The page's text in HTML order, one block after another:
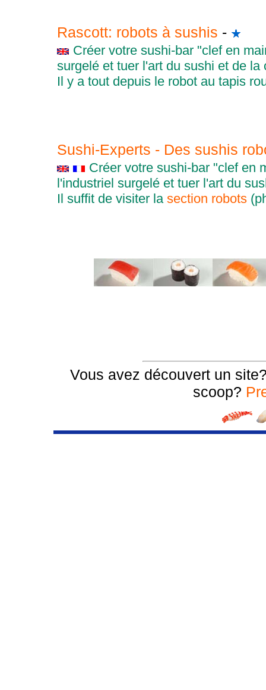
Rascott: robots à sushis -
Créer votre sushi-bar "clef en
surgelé et tuer l'art du sushi et de la
Il y a tout depuis le robot au tapis
Sushi-Experts - Des sushis
Créer votre sushi-bar "clef en
l'industriel surgelé et tuer l'art du
Il suffit de visiter la section robots
Vous avez découvert un
scoop?